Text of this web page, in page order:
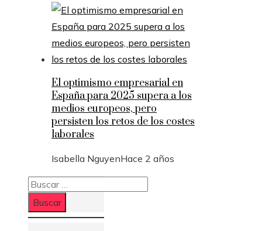
El optimismo empresarial en
España para 2025 supera a los
medios europeos, pero
persisten los retos de los costes
laborales
Isabella NguyenHace 2 años
Buscar: